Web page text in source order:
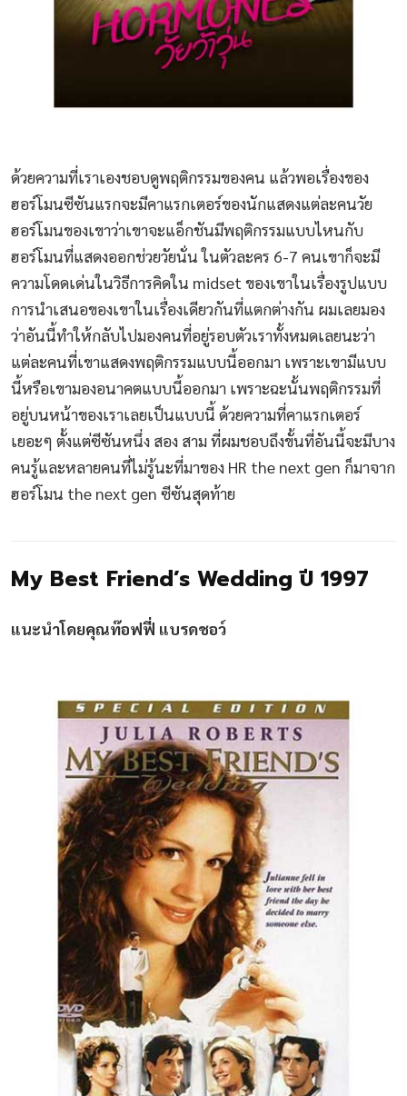
ด้วยความที่เราเองชอบดูพฤติกรรมของคน แล้วพอเรื่องของ
ฮอร์โมนซีซันแรกจะมีคาแรกเตอร์ของนักแสดงแต่ละคนวัย
ฮอร์โมนของเขาว่าเขาจะแอ็กชันมีพฤติกรรมแบบไหนกับ
ฮอร์โมนที่แสดงออกช่วยวัยนั่น ในตัวละคร 6-7 คนเขาก็จะมี
ความโดดเด่นในวิธีการคิดใน midset ของเขาในเรื่องรูปแบบ
การนำเสนอของเขาในเรื่องเดียวกันที่แตกต่างกัน ผมเลยมอง
ว่าอันนี้ทำให้กลับไปมองคนที่อยู่รอบตัวเราทั้งหมดเลยนะว่า
แต่ละคนที่เขาแสดงพฤติกรรมแบบนี้ออกมา เพราะเขามีแบบ
นี้หรือเขามองอนาคตแบบนี้ออกมา เพราะฉะนั้นพฤติกรรมที่
อยู่บนหน้าของเราเลยเป็นแบบนี้ ด้วยความที่คาแรกเตอร์
เยอะๆ ตั้งแต่ซีซันหนึ่ง สอง สาม ที่ผมชอบถึงขั้นที่อันนี้จะมีบาง
คนรู้และหลายคนที่ไม่รู้นะที่มาของ HR the next gen ก็มาจาก
ฮอร์โมน the next gen ซีซันสุดท้าย
My Best Friend’s Wedding ปี 1997
แนะนำโดยคุณท๊อฟฟี่ แบรดชอว์